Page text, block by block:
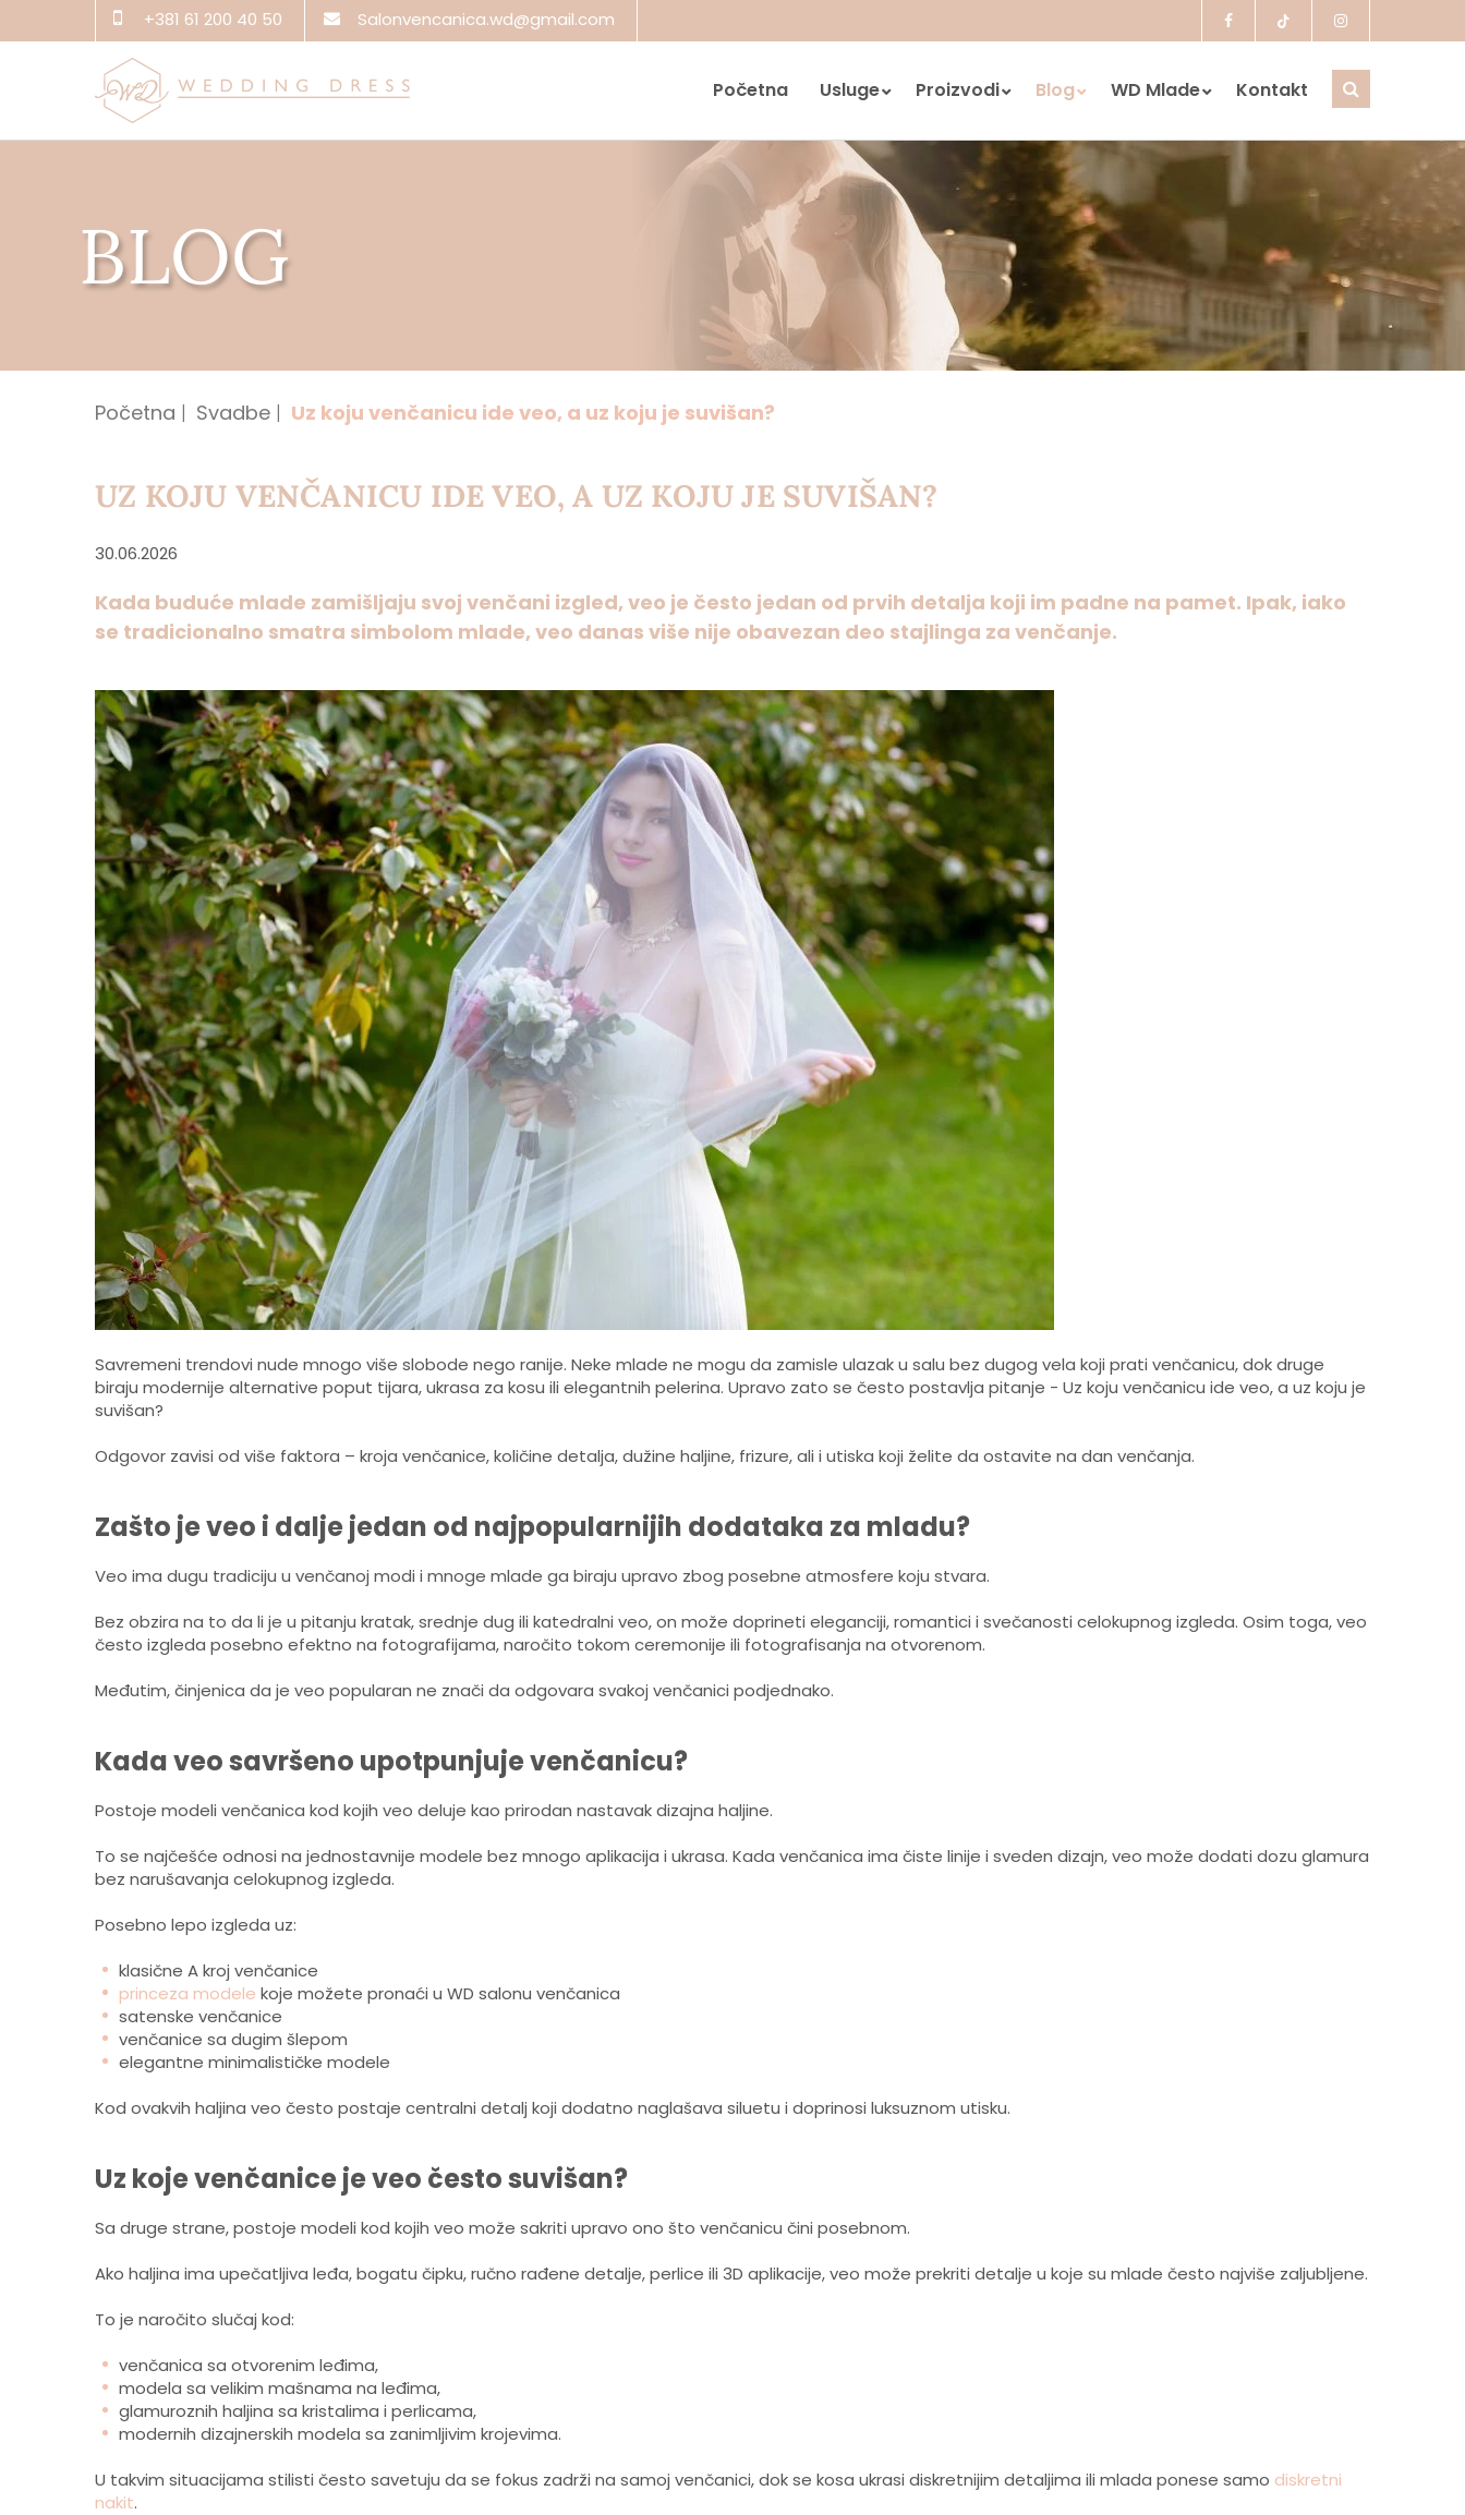
+381 61 200 40 50 Salonvencanica.wd@gmail.com
Početna Usluge Proizvodi Blog WD Mlade Kontakt
BLOG
Početna Svadbe Uz koju venčanicu ide veo, a uz koju je suvišan?
UZ KOJU VENČANICU IDE VEO, A UZ KOJU JE SUVIŠAN?
30.06.2026
Kada buduće mlade zamišljaju svoj venčani izgled, veo je često jedan od prvih detalja koji im padne na pamet. Ipak, iako
se tradicionalno smatra simbolom mlade, veo danas više nije obavezan deo stajlinga za venčanje.
Savremeni trendovi nude mnogo više slobode nego ranije. Neke mlade ne mogu da zamisle ulazak u salu bez dugog vela koji prati venčanicu, dok druge
biraju modernije alternative poput tijara, ukrasa za kosu ili elegantnih pelerina. Upravo zato se često postavlja pitanje - Uz koju venčanicu ide veo, a uz koju je
suvišan?
Odgovor zavisi od više faktora – kroja venčanice, količine detalja, dužine haljine, frizure, ali i utiska koji želite da ostavite na dan venčanja.
Zašto je veo i dalje jedan od najpopularnijih dodataka za mladu?
Veo ima dugu tradiciju u venčanoj modi i mnoge mlade ga biraju upravo zbog posebne atmosfere koju stvara.
Bez obzira na to da li je u pitanju kratak, srednje dug ili katedralni veo, on može doprineti eleganciji, romantici i svečanosti celokupnog izgleda. Osim toga, veo
često izgleda posebno efektno na fotografijama, naročito tokom ceremonije ili fotografisanja na otvorenom.
Međutim, činjenica da je veo popularan ne znači da odgovara svakoj venčanici podjednako.
Kada veo savršeno upotpunjuje venčanicu?
Postoje modeli venčanica kod kojih veo deluje kao prirodan nastavak dizajna haljine.
To se najčešće odnosi na jednostavnije modele bez mnogo aplikacija i ukrasa. Kada venčanica ima čiste linije i sveden dizajn, veo može dodati dozu glamura
bez narušavanja celokupnog izgleda.
Posebno lepo izgleda uz:
klasične A kroj venčanice
princeza modele koje možete pronaći u WD salonu venčanica
satenske venčanice
venčanice sa dugim šlepom
elegantne minimalističke modele
Kod ovakvih haljina veo često postaje centralni detalj koji dodatno naglašava siluetu i doprinosi luksuznom utisku.
Uz koje venčanice je veo često suvišan?
Sa druge strane, postoje modeli kod kojih veo može sakriti upravo ono što venčanicu čini posebnom.
Ako haljina ima upečatljiva leđa, bogatu čipku, ručno rađene detalje, perlice ili 3D aplikacije, veo može prekriti detalje u koje su mlade često najviše zaljubljene.
To je naročito slučaj kod:
venčanica sa otvorenim leđima,
modela sa velikim mašnama na leđima,
glamuroznih haljina sa kristalima i perlicama,
modernih dizajnerskih modela sa zanimljivim krojevima.
U takvim situacijama stilisti često savetuju da se fokus zadrži na samoj venčanici, dok se kosa ukrasi diskretnijim detaljima ili mlada ponese samo diskretni
nakit.